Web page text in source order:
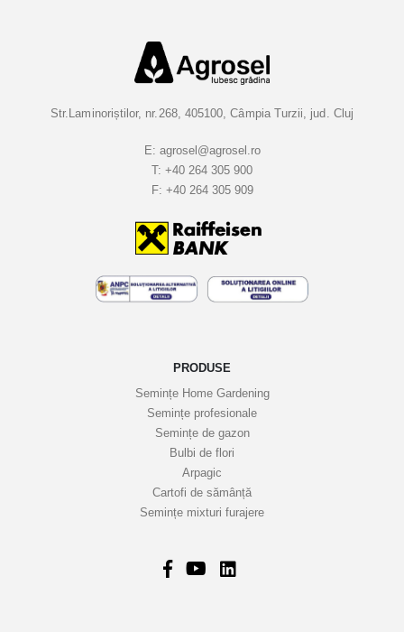
Str.Laminoriștilor, nr.268, 405100, Câmpia Turzii, jud. Cluj
E: agrosel@agrosel.ro
T: +40 264 305 900
F: +40 264 305 909
PRODUSE
Semințe Home Gardening
Semințe profesionale
Semințe de gazon
Bulbi de flori
Arpagic
Cartofi de sămânță
Semințe mixturi furajere